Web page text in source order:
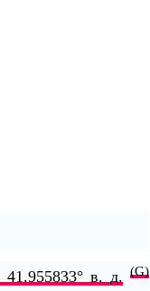
41.955833° в. д. (G)